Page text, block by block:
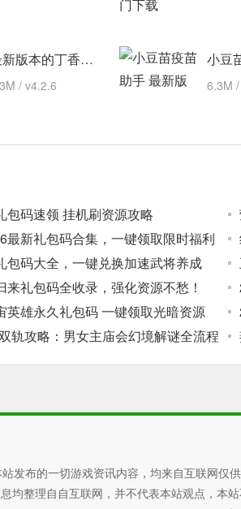
最新版本的丁香妈妈app 安卓版
/ v4.2.6 6.3M
包码速领 挂机刷资源攻略
最新礼包码合集，一键领取限时福利
包码大全，一键兑换加速武将养成
来礼包码全收录，强化资源不愁！
英雄永久礼包码 一键领取光暗资源
轨攻略：男女主庙会幻境解谜全流程
发布的一切游戏资讯内容，均来自互联网仅
均整理自自互联网，并不代表本站观点，本